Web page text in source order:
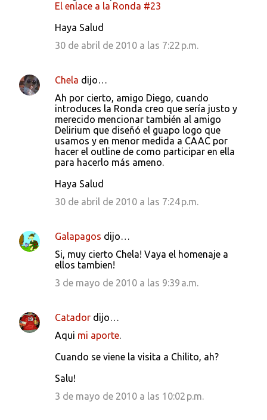
El enlace a la Ronda #23
Haya Salud
30 de abril de 2010 a las 7:22 p.m.
Chela dijo…
Ah por cierto, amigo Diego, cuando
introduces la Ronda creo que sería justo y
merecido mencionar también al amigo
Delirium que diseñó el guapo logo que
usamos y en menor medida a CAAC por
hacer el outline de como participar en ella
para hacerlo más ameno.
Haya Salud
30 de abril de 2010 a las 7:24 p.m.
Galapagos dijo…
Si, muy cierto Chela! Vaya el homenaje a
ellos tambien!
3 de mayo de 2010 a las 9:39 a.m.
Catador dijo…
Aqui mi aporte.
Cuando se viene la visita a Chilito, ah?
Salu!
3 de mayo de 2010 a las 10:02 p.m.